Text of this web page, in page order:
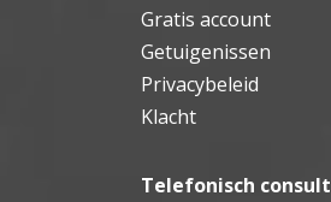
Gratis account
Getuigenissen
Privacybeleid
Klacht
Telefonisch consult